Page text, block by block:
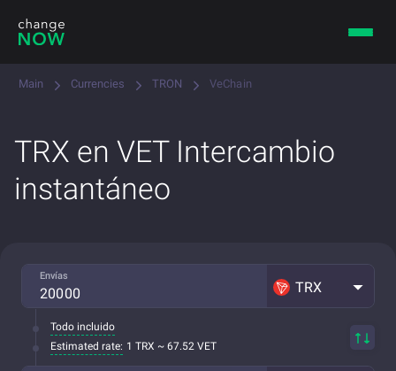
Main Currencies TRON VeChain
TRX en VET Intercambio
instantáneo
Envías
TRX
Todo incluido
Estimated rate: 1 TRX ~ 67.52 VET